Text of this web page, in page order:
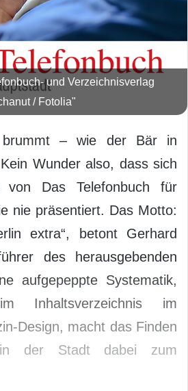
und Verzeichnisverlag
/ Fotolia"
– wie der Bär in
Wunder also, dass sich
von Das Telefonbuch für
nie präsentiert. Das Motto:
extra“, betont Gerhard
des herausgebenden
aufgepeppte Systematik,
Inhaltsverzeichnis im
Design, macht das Finden
der Stadt dabei zum